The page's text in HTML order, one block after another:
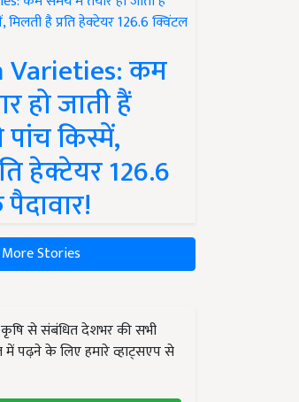
Varieties: कम
हो जाती हैं
किस्में,
हेक्टेयर 126.6
More Stories
से संबंधित देशभर की सभी
पढ़ने के लिए हमारे व्हाट्सएप से